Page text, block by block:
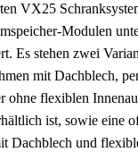
VX25
Modulen
Es stehen zwei
mit Dachblech,
ohne flexiblen
ist, sowie eine
Dachblech und